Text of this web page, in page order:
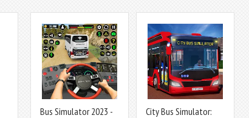
Bus Simulator 2023 -
City Bus Simulator: